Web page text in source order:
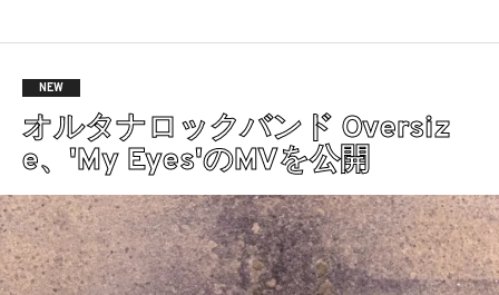
NEW
オルタナロックバンド Oversiz
e、'My Eyes'のMVを公開